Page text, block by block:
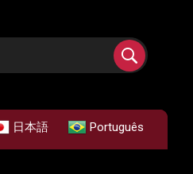
日本語 Português